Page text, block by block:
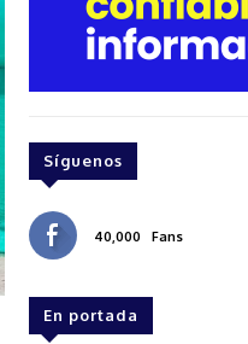
Síguenos
40,000 Fans
En portada